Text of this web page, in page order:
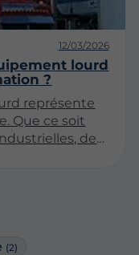
(2)
12/03/2026
lourd
?
représente
Que ce soit
des
pour lesquelles
que
accroc.